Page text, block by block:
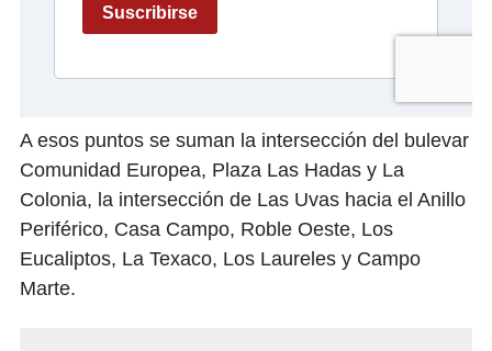
A esos puntos se suman la intersección del bulevar
Comunidad Europea, Plaza Las Hadas y La
Colonia, la intersección de Las Uvas hacia el Anillo
Periférico, Casa Campo, Roble Oeste, Los
Eucaliptos, La Texaco, Los Laureles y Campo
Marte.